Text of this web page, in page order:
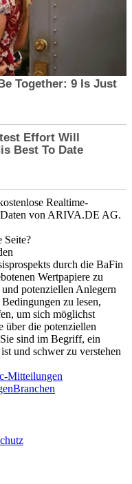
Realtime-
von ARIVA.DE AG.
Seite?
durch die BaFin
Wertpapiere zu
potenziellen Anlegern
zu lesen,
um sich möglichst
über die potenziellen
sind im Begriff, ein
und schwer zu verstehen
Mitteilungen
Branchen